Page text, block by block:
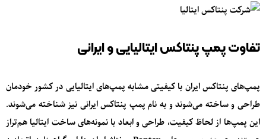
تفاوت پمپ پنتاکس ایتالیایی و ایرانی
پمپ‌های پنتاکس ایران با کیفیتی مشابه پمپ‌های ایتالیایی در کشور خودمان
طراحی و ساخته می‌شوند و به نام پمپ پنتاکس ایرانی نیز شناخته می‌شوند.
این پمپ‌ها از لحاظ کیفیت، طراحی و ابعاد با نمونه‌های ساخت ایتالیا هم‌تراز